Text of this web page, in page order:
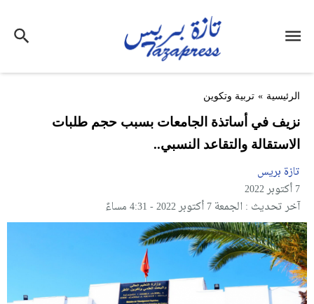
الرئيسية » تربية وتكوين
نزيف في أساتذة الجامعات بسبب حجم طلبات
الاستقالة والتقاعد النسبي..
تازة بريس
7 أكتوبر 2022
آخر تحديث : الجمعة 7 أكتوبر 2022 - 4:31 مساءً